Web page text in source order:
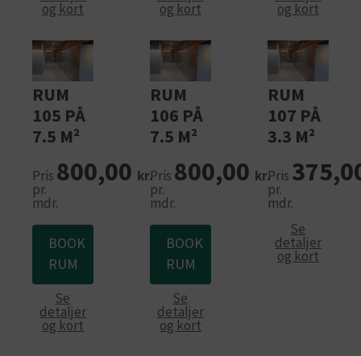
og kort og kort og kort
RUM
105 PÅ
7.5 M²
Pris
pr.
mdr.
800,00 kr.
Se
detaljer
og kort
BOOK
RUM
RUM
106 PÅ
7.5 M²
Pris
pr.
mdr.
800,00 kr.
Se
detaljer
og kort
BOOK
RUM
RUM
107 PÅ
3.3 M²
Pris
pr.
mdr.
Se
detaljer
og kort